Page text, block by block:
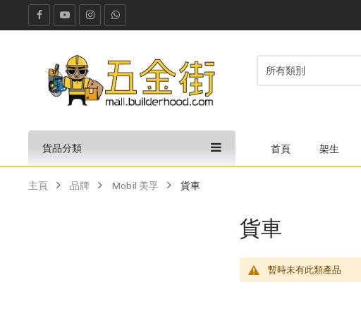
貨品分類 首頁 架生
主頁 品牌 Mobil 美孚 貨車
貨車
暫時未有此類產品